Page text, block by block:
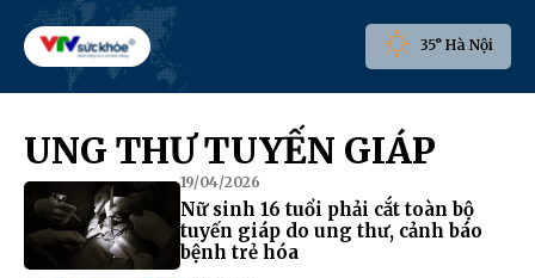
35° Hà Nội
UNG THƯ TUYẾN GIÁP
19/04/2026
Nữ sinh 16 tuổi phải cắt toàn bộ
tuyến giáp do ung thư, cảnh báo
bệnh trẻ hóa